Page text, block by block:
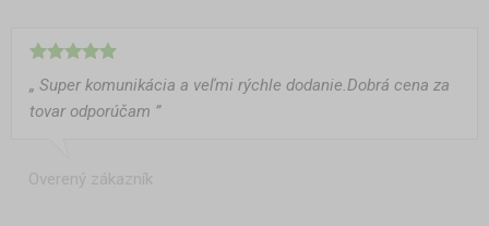
„ Super komunikácia a veľmi rýchle dodanie.Dobrá cena za
tovar odporúčam ”
Overený zákazník